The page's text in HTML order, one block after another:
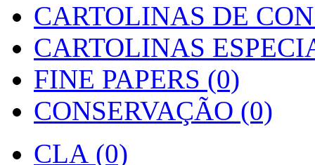
CARTOLINAS DE
CARTOLINAS
FINE PAPERS (0)
CONSERVAÇÃO (0)
CLA (0)